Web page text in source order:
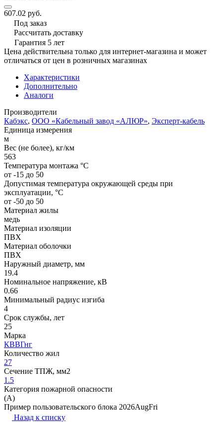
607.02 руб.
Под заказ
Рассчитать доставку
Гарантия 5 лет
Цена действительна только для интернет-магазина и может
отличаться от цен в розничных магазинах
Характеристики
Дополнительно
Аналоги
Производители
Кабэкс, ООО «Кабельный завод «АЛЮР», Эксперт-кабель
Единица измерения
м
Вес (не более), кг/км
563
Температура монтажа °C
от -15 до 50
Допустимая температура окружающей среды при
эксплуатации, °C
от -50 до 50
Материал жилы
медь
Материал изоляции
ПВХ
Материал оболочки
ПВХ
Наружный диаметр, мм
19.4
Номинальное напряжение, кВ
0.66
Минимальный радиус изгиба
4
Срок службы, лет
25
Марка
КВВГнг
Количество жил
27
Сечение ТПЖ, мм2
1.5
Категория пожарной опасности
(A)
Пример пользовательского блока 2026AugFri
Назад к списку